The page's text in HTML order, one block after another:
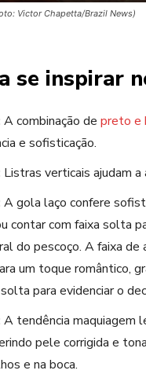
Victor Chapetta/Brazil News)
se inspirar
A combinação de preto e
e sofisticação.
Listras verticais ajudam
A gola laço confere
contar com faixa solta
do pescoço. A faixa de
um toque romântico,
para evidenciar o
A tendência maquiagem
pele corrigida e
e na boca.